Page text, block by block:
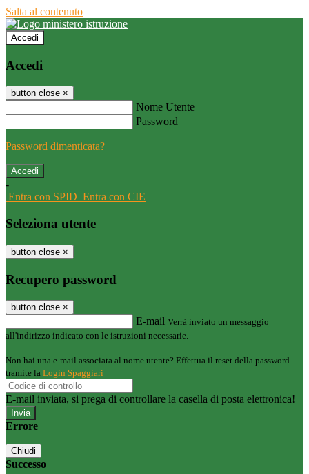
Salta al contenuto
Accedi
Accedi
button close ×
Nome Utente
Password
Password dimenticata?
-
Entra con SPID Entra con CIE
Seleziona utente
button close ×
Recupero password
button close ×
E-mail Verrà inviato un messaggio
all'indirizzo indicato con le istruzioni necessarie.
Non hai una e-mail associata al nome utente? Effettua il reset della password
tramite la Login Spaggiari
E-mail inviata, si prega di controllare la casella di posta elettronica!
Errore
Chiudi
Successo